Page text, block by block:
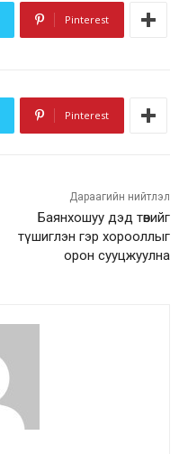
Pinterest
Pinterest
Дараагийн нийтлэл
Баянхошуу дэд төвийг
түшиглэн гэр хорооллыг
орон сууцжуулна